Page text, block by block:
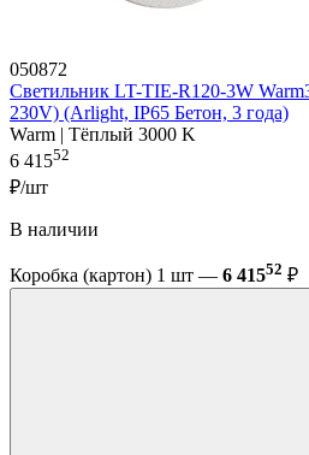
050872
Светильник LT-TIE-R120-3W
230V) (Arlight, IP65 Бетон, 3 года)
Warm | Тёплый 3000 K
6 41552
₽/шт
В наличии
Коробка (картон) 1 шт — 6 41552 ₽